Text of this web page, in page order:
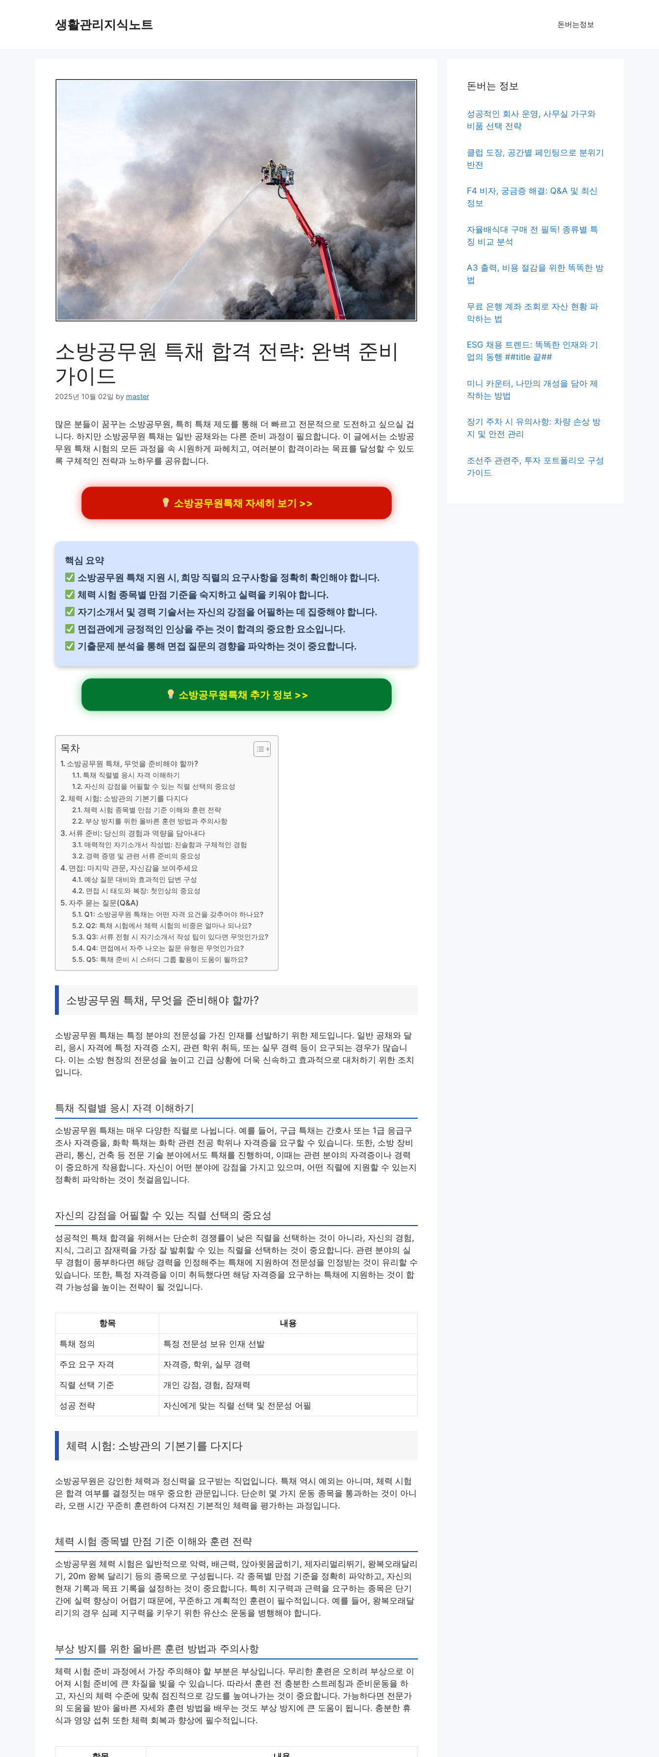
생활관리지식노트 돈버는정보
소방공무원 특채 합격 전략: 완벽 준비
가이드
2025년 10월 02일 by master
많은 분들이 꿈꾸는 소방공무원, 특히 특채 제도를 통해 더 빠르고 전문적으로 도전하고 싶으실 겁
니다. 하지만 소방공무원 특채는 일반 공채와는 다른 준비 과정이 필요합니다. 이 글에서는 소방공
무원 특채 시험의 모든 과정을 속 시원하게 파헤치고, 여러분이 합격이라는 목표를 달성할 수 있도
록 구체적인 전략과 노하우를 공유합니다.
소방공무원특채 자세히 보기 >>
핵심 요약
소방공무원 특채 지원 시, 희망 직렬의 요구사항을 정확히 확인해야 합니다.
체력 시험 종목별 만점 기준을 숙지하고 실력을 키워야 합니다.
자기소개서 및 경력 기술서는 자신의 강점을 어필하는 데 집중해야 합니다.
면접관에게 긍정적인 인상을 주는 것이 합격의 중요한 요소입니다.
기출문제 분석을 통해 면접 질문의 경향을 파악하는 것이 중요합니다.
소방공무원특채 추가 정보 >>
목차
소방공무원 특채, 무엇을 준비해야 할까?
특채 직렬별 응시 자격 이해하기
자신의 강점을 어필할 수 있는 직렬 선택의 중요성
체력 시험: 소방관의 기본기를 다지다
체력 시험 종목별 만점 기준 이해와 훈련 전략
부상 방지를 위한 올바른 훈련 방법과 주의사항
서류 준비: 당신의 경험과 역량을 담아내다
매력적인 자기소개서 작성법: 진솔함과 구체적인 경험
경력 증명 및 관련 서류 준비의 중요성
면접: 마지막 관문, 자신감을 보여주세요
예상 질문 대비와 효과적인 답변 구성
면접 시 태도와 복장: 첫인상의 중요성
자주 묻는 질문(Q&A)
Q1: 소방공무원 특채는 어떤 자격 요건을 갖추어야 하나요?
Q2: 특채 시험에서 체력 시험의 비중은 얼마나 되나요?
Q3: 서류 전형 시 자기소개서 작성 팁이 있다면 무엇인가요?
Q4: 면접에서 자주 나오는 질문 유형은 무엇인가요?
Q5: 특채 준비 시 스터디 그룹 활용이 도움이 될까요?
소방공무원 특채, 무엇을 준비해야 할까?
소방공무원 특채는 특정 분야의 전문성을 가진 인재를 선발하기 위한 제도입니다. 일반 공채와 달
리, 응시 자격에 특정 자격증 소지, 관련 학위 취득, 또는 실무 경력 등이 요구되는 경우가 많습니
다. 이는 소방 현장의 전문성을 높이고 긴급 상황에 더욱 신속하고 효과적으로 대처하기 위한 조치
입니다.
특채 직렬별 응시 자격 이해하기
소방공무원 특채는 매우 다양한 직렬로 나뉩니다. 예를 들어, 구급 특채는 간호사 또는 1급 응급구
조사 자격증을, 화학 특채는 화학 관련 전공 학위나 자격증을 요구할 수 있습니다. 또한, 소방 장비
관리, 통신, 건축 등 전문 기술 분야에서도 특채를 진행하며, 이때는 관련 분야의 자격증이나 경력
이 중요하게 작용합니다. 자신이 어떤 분야에 강점을 가지고 있으며, 어떤 직렬에 지원할 수 있는지
정확히 파악하는 것이 첫걸음입니다.
자신의 강점을 어필할 수 있는 직렬 선택의 중요성
성공적인 특채 합격을 위해서는 단순히 경쟁률이 낮은 직렬을 선택하는 것이 아니라, 자신의 경험,
지식, 그리고 잠재력을 가장 잘 발휘할 수 있는 직렬을 선택하는 것이 중요합니다. 관련 분야의 실
무 경험이 풍부하다면 해당 경력을 인정해주는 특채에 지원하여 전문성을 인정받는 것이 유리할 수
있습니다. 또한, 특정 자격증을 이미 취득했다면 해당 자격증을 요구하는 특채에 지원하는 것이 합
격 가능성을 높이는 전략이 될 것입니다.
항목 내용
특채 정의 특정 전문성 보유 인재 선발
주요 요구 자격 자격증, 학위, 실무 경력
직렬 선택 기준 개인 강점, 경험, 잠재력
성공 전략 자신에게 맞는 직렬 선택 및 전문성 어필
체력 시험: 소방관의 기본기를 다지다
소방공무원은 강인한 체력과 정신력을 요구받는 직업입니다. 특채 역시 예외는 아니며, 체력 시험
은 합격 여부를 결정짓는 매우 중요한 관문입니다. 단순히 몇 가지 운동 종목을 통과하는 것이 아니
라, 오랜 시간 꾸준히 훈련하여 다져진 기본적인 체력을 평가하는 과정입니다.
체력 시험 종목별 만점 기준 이해와 훈련 전략
소방공무원 체력 시험은 일반적으로 악력, 배근력, 앉아윗몸굽히기, 제자리멀리뛰기, 왕복오래달리
기, 20m 왕복 달리기 등의 종목으로 구성됩니다. 각 종목별 만점 기준을 정확히 파악하고, 자신의
현재 기록과 목표 기록을 설정하는 것이 중요합니다. 특히 지구력과 근력을 요구하는 종목은 단기
간에 실력 향상이 어렵기 때문에, 꾸준하고 계획적인 훈련이 필수적입니다. 예를 들어, 왕복오래달
리기의 경우 심폐 지구력을 키우기 위한 유산소 운동을 병행해야 합니다.
부상 방지를 위한 올바른 훈련 방법과 주의사항
체력 시험 준비 과정에서 가장 주의해야 할 부분은 부상입니다. 무리한 훈련은 오히려 부상으로 이
어져 시험 준비에 큰 차질을 빚을 수 있습니다. 따라서 훈련 전 충분한 스트레칭과 준비운동을 하
고, 자신의 체력 수준에 맞춰 점진적으로 강도를 높여나가는 것이 중요합니다. 가능하다면 전문가
의 도움을 받아 올바른 자세와 훈련 방법을 배우는 것도 부상 방지에 큰 도움이 됩니다. 충분한 휴
식과 영양 섭취 또한 체력 회복과 향상에 필수적입니다.
돈버는 정보
성공적인 회사 운영, 사무실 가구와
비품 선택 전략
클럽 도장, 공간별 페인팅으로 분위기
반전
F4 비자, 궁금증 해결: Q&A 및 최신
정보
자율배식대 구매 전 필독! 종류별 특
징 비교 분석
A3 출력, 비용 절감을 위한 똑똑한 방
법
무료 은행 계좌 조회로 자산 현황 파
악하는 법
ESG 채용 트렌드: 똑똑한 인재와 기
업의 동행 ##title 끝##
미니 카운터, 나만의 개성을 담아 제
작하는 방법
장기 주차 시 유의사항: 차량 손상 방
지 및 안전 관리
조선주 관련주, 투자 포트폴리오 구성
가이드